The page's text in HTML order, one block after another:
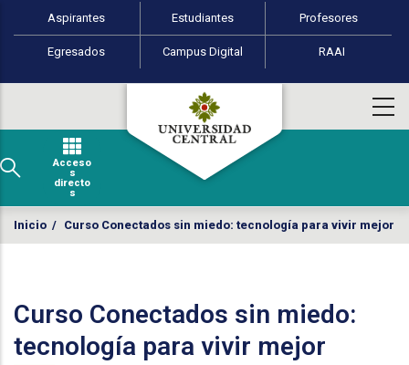
Pasar al contenido principal
Perfiles de usuario
Aspirantes Estudiantes Profesores
Egresados Campus Digital RAAI
Acceso
s
directo
s
Inicio / Curso Conectados sin miedo: tecnología para vivir mejor
Curso Conectados sin miedo:
tecnología para vivir mejor